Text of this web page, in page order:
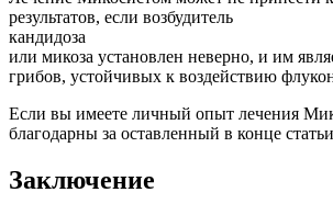
результатов, если возбудитель
кандидоза
или микоза установлен неверно, и им
грибов, устойчивых к воздействию
Если вы имеете личный опыт лечения
благодарны за оставленный в конце
Заключение